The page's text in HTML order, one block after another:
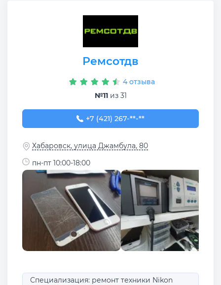
Ремсотдв
4 отзыва
№11из 31
+7 (421) 267-77-71
+7 (421) 267-**-**
Хабаровск, улица Джамбула, 80
пн-пт 10:00-18:00
Специализация: ремонт техники Nikon